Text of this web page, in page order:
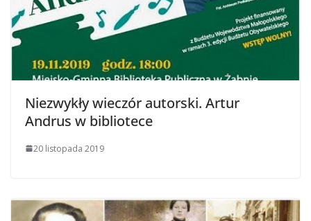
Niezwykły wieczór autorski. Artur
Andrus w bibliotece
20 listopada 2019